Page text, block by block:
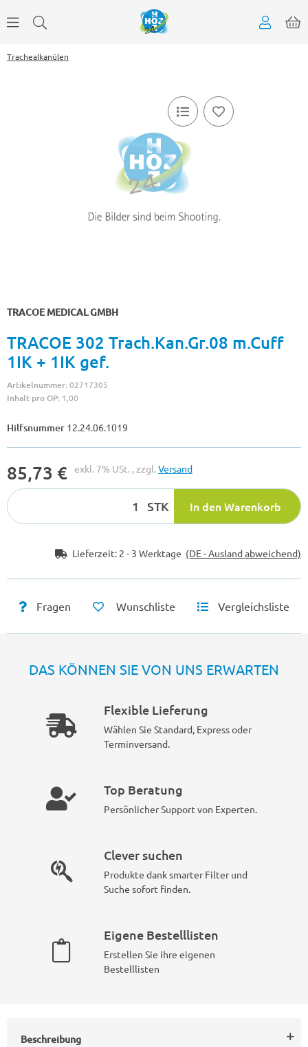
Trachealkanülen
TRACOE MEDICAL GMBH
TRACOE 302 Trach.Kan.Gr.08 m.Cuff
1IK + 1IK gef.
Artikelnummer:02717305
Inhalt pro OP: 1,00
Hilfsnummer 12.24.06.1019
85,73 € exkl. 7% USt. , zzgl.Versand
STK In den Warenkorb
Lieferzeit: 2 - 3 Werktage (DE - Ausland abweichend)
Fragen Wunschliste Vergleichsliste
DAS KÖNNEN SIE VON UNS ERWARTEN
Flexible Lieferung
Wählen Sie Standard, Express oder
Terminversand.
Top Beratung
Persönlicher Support von Experten.
Clever suchen
Produkte dank smarter Filter und
Suche sofort finden.
Eigene Bestelllisten
Erstellen Sie ihre eigenen
Bestelllisten
Beschreibung